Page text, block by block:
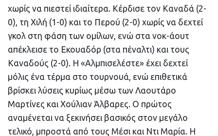
χωρίς να πιεστεί ιδιαίτερα. Κέρδισε τον Καναδά (2-
0), τη Χιλή (1-0) και το Περού (2-0) χωρίς να δεχτεί
γκολ στη φάση των ομίλων, ενώ στα νοκ-άουτ
απέκλεισε το Εκουαδόρ (στα πέναλτι) και τους
Καναδούς (2-0). Η «Αλμπισελέστε» έχει δεχτεί
μόλις ένα τέρμα στο τουρνουά, ενώ επιθετικά
βρίσκει λύσεις κυρίως μέσω των Λαουτάρο
Μαρτίνες και Χούλιαν Άλβαρες. Ο πρώτος
αναμένεται να ξεκινήσει βασικός στον μεγάλο
τελικό, μπροστά από τους Μέσι και Ντι Μαρία. Η